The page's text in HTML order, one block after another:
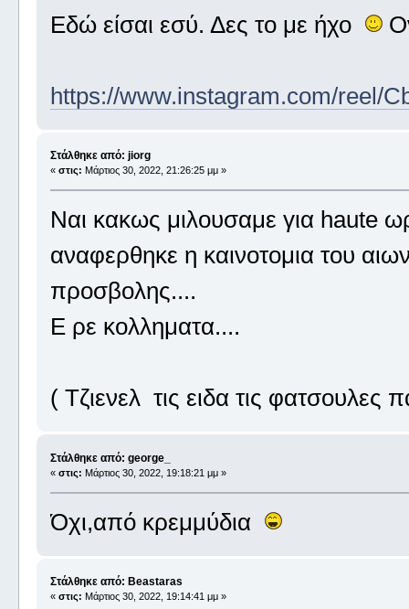
Εδώ είσαι εσύ. Δες το με ήχο
https://www.instagram.com/reel/
Στάλθηκε από: jiorg
« στις: Μάρτιος 30, 2022, 21:26:25 μμ »
Ναι κακως μιλουσαμε για haute
αναφερθηκε η καινοτομια του
προσβολης....
Ε ρε κολληματα....
( Τζιενελ τις ειδα τις φατσουλες
Στάλθηκε από: george_
« στις: Μάρτιος 30, 2022, 19:18:21 μμ »
Όχι,από κρεμμύδια
Στάλθηκε από: Beastaras
« στις: Μάρτιος 30, 2022, 19:14:41 μμ »